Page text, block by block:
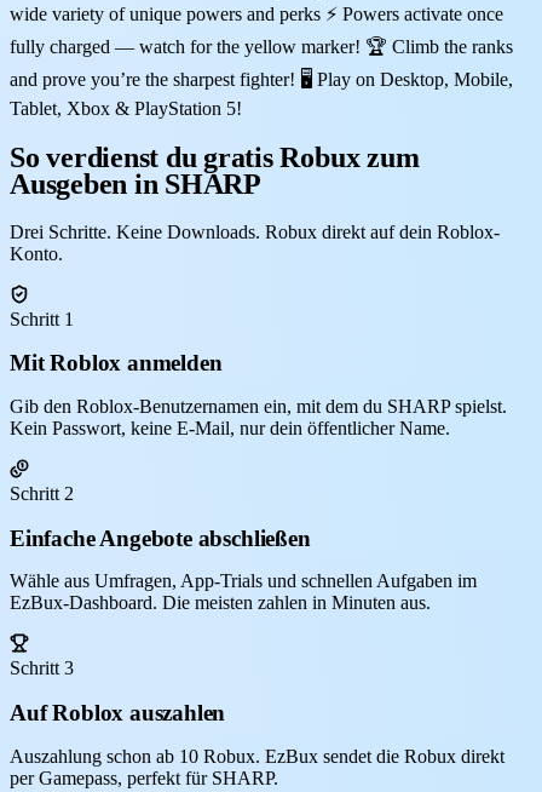
wide variety of unique powers and perks ⚡ Powers activate once
fully charged — watch for the yellow marker! 🏆 Climb the ranks
and prove you’re the sharpest fighter! 🖥️ Play on Desktop, Mobile,
Tablet, Xbox & PlayStation 5!
So verdienst du gratis Robux zum
Ausgeben in SHARP
Drei Schritte. Keine Downloads. Robux direkt auf dein Roblox-
Konto.
Schritt 1
Mit Roblox anmelden
Gib den Roblox-Benutzernamen ein, mit dem du SHARP spielst.
Kein Passwort, keine E-Mail, nur dein öffentlicher Name.
Schritt 2
Einfache Angebote abschließen
Wähle aus Umfragen, App-Trials und schnellen Aufgaben im
EzBux-Dashboard. Die meisten zahlen in Minuten aus.
Schritt 3
Auf Roblox auszahlen
Auszahlung schon ab 10 Robux. EzBux sendet die Robux direkt
per Gamepass, perfekt für SHARP.